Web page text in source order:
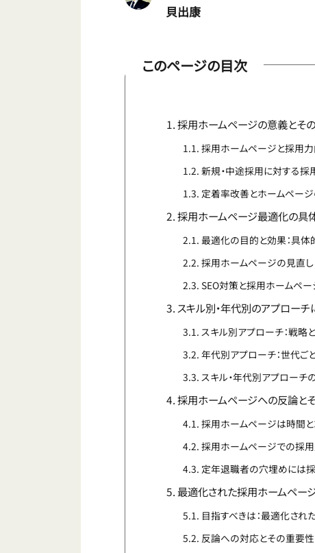
貝出康
このページの目次
採用ホームページの意義とそ
採用ホームページと採用力
新規・中途採用に対する
定着率改善とホームペー
採用ホームページ最適化の具
最適化の目的と効果：具
採用ホームページの見直
SEO対策と採用ホームペー
スキル別・年代別のアプロー
スキル別アプローチ：戦略
年代別アプローチ：世代ご
スキル・年代別アプローチ
採用ホームページへの反論と
採用ホームページは時間と
採用ホームページでの採
定年退職者の穴埋めには
最適化された採用ホームペー
目指すべきは：最適化され
反論への対応とその重要性